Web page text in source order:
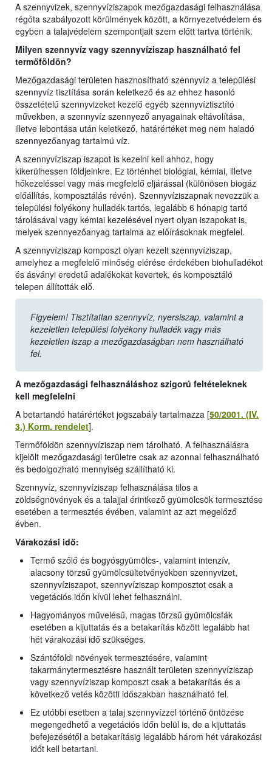
A szennyvizek, szennyvíziszapok mezőgazdasági felhasználása
régóta szabályozott körülmények között, a környezetvédelem és
egyben a talajvédelem szempontjait szem előtt tartva történik.
Milyen szennyvíz vagy szennyvíziszap használható fel
termőföldön?
Mezőgazdasági területen hasznosítható szennyvíz a települési
szennyvíz tisztítása során keletkező és az ehhez hasonló
összetételű szennyvizeket kezelő egyéb szennyvíztisztító
művekben, a szennyvíz szennyező anyagainak eltávolítása,
illetve lebontása után keletkező, határértéket meg nem haladó
szennyezőanyag tartalmú víz.
A szennyvíziszap iszapot is kezelni kell ahhoz, hogy
kikerülhessen földjeinkre. Ez történhet biológiai, kémiai, illetve
hőkezeléssel vagy más megfelelő eljárással (különösen biogáz
előállítás, komposztálás révén). Szennyvíziszapnak nevezzük a
települési folyékony hulladék tartós, legalább 6 hónapig tartó
tárolásával vagy kémiai kezelésével nyert olyan iszapokat is,
melyek szennyezőanyag tartalma az előírásoknak megfelel.
A szennyvíziszap komposzt olyan kezelt szennyvíziszap,
amelyhez a megfelelő minőség elérése érdekében biohulladékot
és ásványi eredetű adalékokat kevertek, és komposztáló
telepen állították elő.
Figyelem! Tisztítatlan szennyvíz, nyersiszap, valamint a
kezeletlen települési folyékony hulladék vagy más
kezeletlen iszap a mezőgazdaságban nem használható
fel.
A mezőgazdasági felhasználáshoz szigorú feltételeknek
kell megfelelni
A betartandó határértéket jogszabály tartalmazza [50/2001. (IV.
3.) Korm. rendelet].
Termőföldön szennyvíziszap nem tárolható. A felhasználásra
kijelölt mezőgazdasági területre csak az azonnal felhasználható
és bedolgozható mennyiség szállítható ki.
Szennyvíz, szennyvíziszap felhasználása tilos a
zöldségnövények és a talajjal érintkező gyümölcsök termesztése
esetében a termesztés évében, valamint az azt megelőző
évben.
Várakozási idő:
Termő szőlő és bogyósgyümölcs-, valamint intenzív,
alacsony törzsű gyümölcsültetvényekben szennyvizet,
szennyvíziszapot, szennyvíziszap komposztot csak a
vegetációs időn kívül lehet felhasználni.
Hagyományos művelésű, magas törzsű gyümölcsfák
esetében a kijuttatás és a betakarítás között legalább hat
hét várakozási idő szükséges.
Szántóföldi növények termesztésére, valamint
takarmánytermesztésre használt területen szennyvíziszap
vagy szennyvíziszap komposzt csak a betakarítás és a
következő vetés közötti időszakban használható fel.
Ez utóbbi esetben a talaj szennyvízzel történő öntözése
megengedhető a vegetációs időn belül is, de a kijuttatás
befejezésétől a betakarításig legalább három hét várakozási
időt kell betartani.